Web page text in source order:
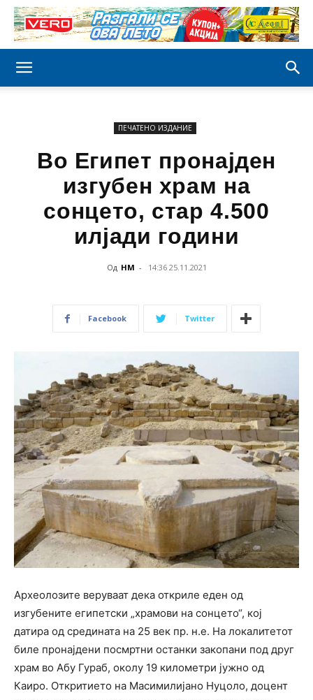
ПЕЧАТЕНО ИЗДАНИЕ
Во Египет пронајден
изгубен храм на
сонцето, стар 4.500
илјади години
Од НМ - 14:36 25.11.2021
Facebook Twitter
Археолозите веруваат дека откриле еден од
изгубените египетски „храмови на сонцето“, кој
датира од средината на 25 век пр. н.е. На локалитетот
биле пронајдени посмртни останки закопани под друг
храм во Абу Гураб, околу 19 километри јужно од
Каиро. Откритието на Масимилијано Нуцоло, доцент